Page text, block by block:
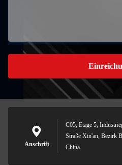
Anschrift
C05, Etage 5,
Straße Xin'an, Bezirk
China